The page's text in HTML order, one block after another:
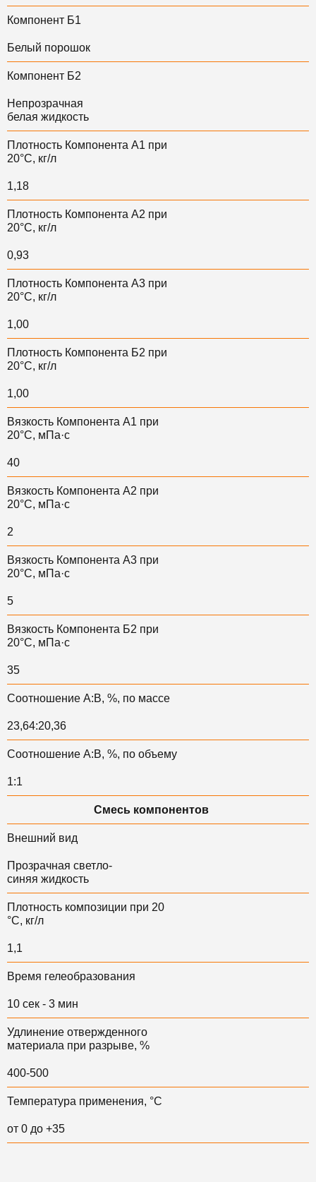
Компонент Б1
Белый порошок
Компонент Б2
Непрозрачная
белая жидкость
Плотность Компонента А1 при
20°С, кг/л
1,18
Плотность Компонента А2 при
20°С, кг/л
0,93
Плотность Компонента А3 при
20°С, кг/л
1,00
Плотность Компонента Б2 при
20°С, кг/л
1,00
Вязкость Компонента А1 при
20°С, мПа·с
40
Вязкость Компонента А2 при
20°С, мПа·с
2
Вязкость Компонента А3 при
20°С, мПа·с
5
Вязкость Компонента Б2 при
20°С, мПа·с
35
Соотношение А:В, %, по массе
23,64:20,36
Соотношение А:В, %, по объему
1:1
Смесь компонентов
Внешний вид
Прозрачная светло-
синяя жидкость
Плотность композиции при 20
°С, кг/л
1,1
Время гелеобразования
10 сек - 3 мин
Удлинение отвержденного
материала при разрыве, %
400-500
Температура применения, °С
от 0 до +35